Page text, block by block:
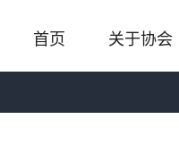
首页 关于协会